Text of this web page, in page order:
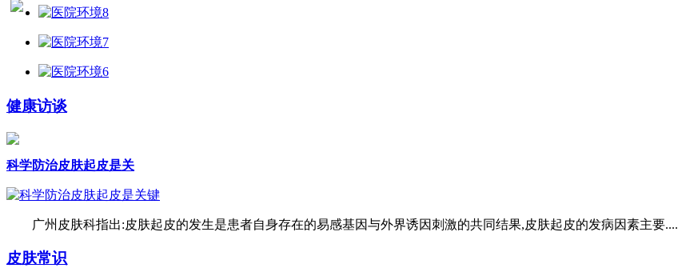
健康访谈
科学防治皮肤起皮是关
广州皮肤科指出:皮肤起皮的发生是患者自身存在的易感基因与外界诱因刺激的共同结果,皮肤起皮的发病因素主要....
皮肤常识